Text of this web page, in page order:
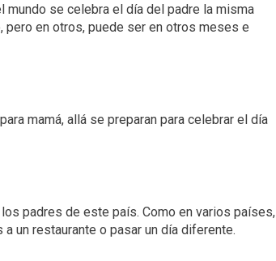
se celebra el día del padre la misma
pero en otros, puede ser en otros meses e
mamá, allá se preparan para celebrar el día
padres de este país. Como en varios países,
un restaurante o pasar un día diferente.